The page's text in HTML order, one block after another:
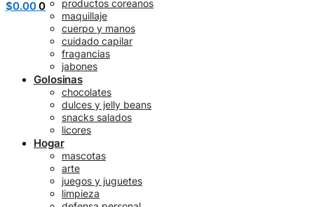
$0.00 0
productos coreanos
maquillaje
cuerpo y manos
cuidado capilar
fragancias
jabones
Golosinas
chocolates
dulces y jelly beans
snacks salados
licores
Hogar
mascotas
arte
juegos y juguetes
limpieza